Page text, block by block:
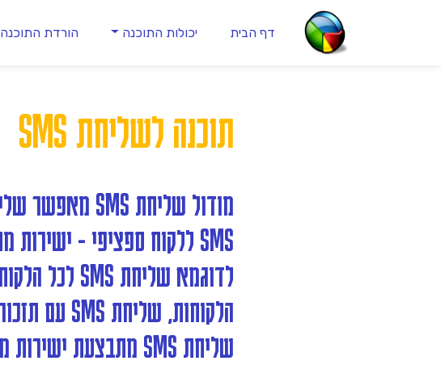
דף הבית יכולות התוכנה הורדת התוכנה
תוכנה לשליחת SMS
SMS ללקוח ספציפי - ישירות מתוך התוכנה.
הלקוחות, שליחת SMS עם תזכורת, שליחת SMS לכל המתעניינים ועוד.
שליחת SMS מתבצעת ישירות מתוך תוכנת אופיס אדמין.